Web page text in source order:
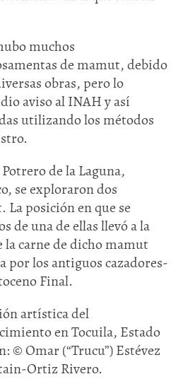
muchos
de mamut, debido
obras, pero lo
aviso al INAH y así
utilizando los métodos
de la Laguna,
se exploraron dos
La posición en que se
de una de ellas llevó a la
carne de dicho mamut
por los antiguos cazadores-
Final.
artística del
en Tocuila, Estado
© Omar (“Trucu”) Estévez
Ortiz Rivero.